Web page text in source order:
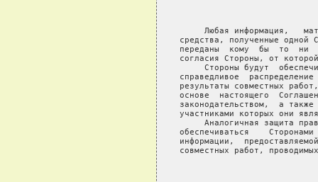
Любая информация,
средства, полученные одной
переданы  кому  бы  то  ни
согласия Стороны, от
Стороны будут
справедливое
результаты совместных
основе  настоящего
законодательством,  а
участниками которых они
Аналогичная защита
обеспечиваться
информации,
совместных работ,